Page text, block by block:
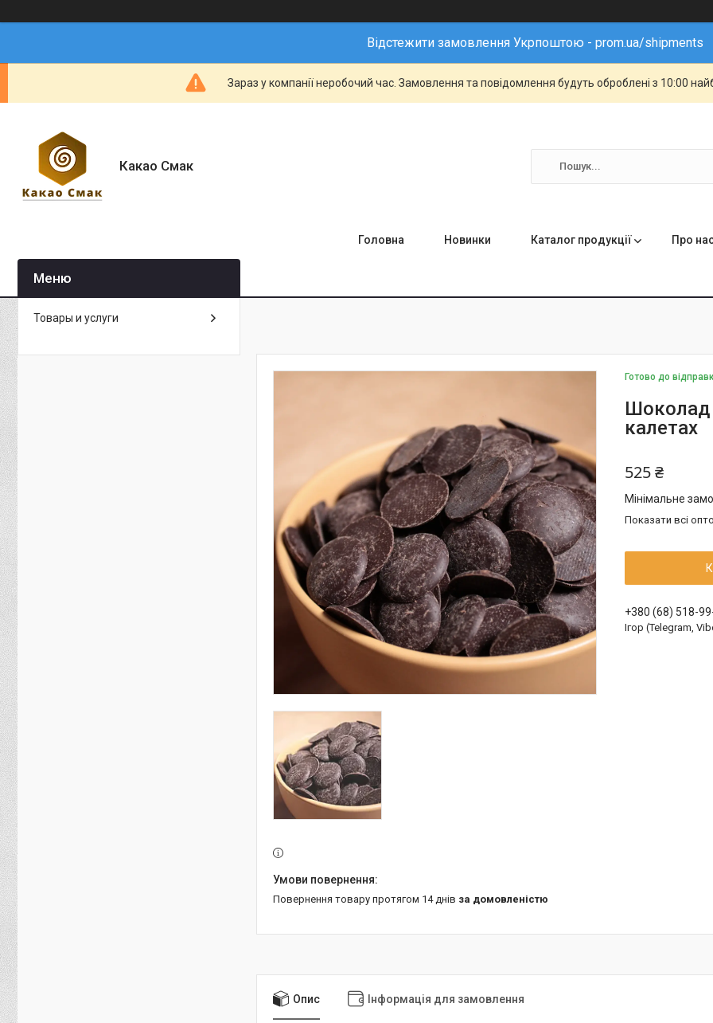
Відстежити замовлення Укрпоштою - prom.ua/shipments
Зараз у компанії неробочий час. Замовлення та повідомлення будуть оброблені з 10:00
Какао Смак
Головна Новинки Каталог продукції Про
Готово до
Шоколад
калетах
525 ₴
Мінімальне
Показати всі
+380 (68) 518-
Ігор (Telegram,
повернення товару протягом 14 днів за домовленістю
Опис Інформація для замовлення
Товары и услуги